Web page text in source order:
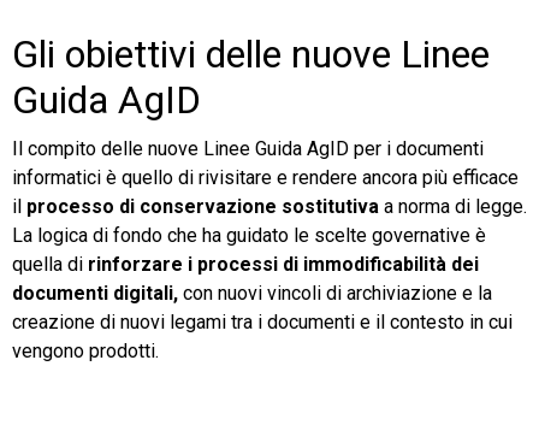
Gli obiettivi delle nuove Linee
Guida AgID
Il compito delle nuove Linee Guida AgID per i documenti
informatici è quello di rivisitare e rendere ancora più efficace
il processo di conservazione sostitutiva a norma di legge.
La logica di fondo che ha guidato le scelte governative è
quella di rinforzare i processi di immodificabilità dei
documenti digitali, con nuovi vincoli di archiviazione e la
creazione di nuovi legami tra i documenti e il contesto in cui
vengono prodotti.